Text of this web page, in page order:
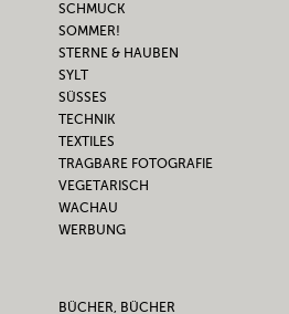
SCHMUCK
SOMMER!
STERNE & HAUBEN
SYLT
SÜSSES
TECHNIK
TEXTILES
TRAGBARE FOTOGRAFIE
VEGETARISCH
WACHAU
WERBUNG
BÜCHER, BÜCHER